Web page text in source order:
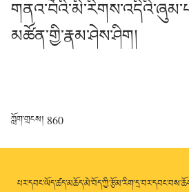
མཚོན་གྱི་རྣམ་ཤེས་ཤིག།
ཀློག་གྲངས། 860